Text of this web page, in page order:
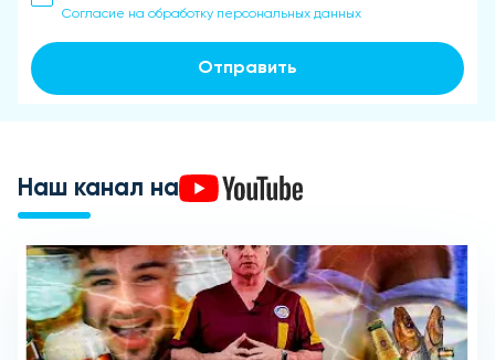
Согласие на обработку персональных данных
Отправить
Наш канал на